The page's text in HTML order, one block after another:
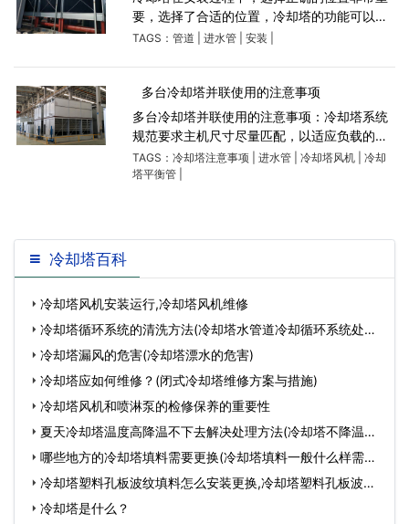
要，选择了合适的位置，冷却塔的功能可以达
到事半功倍的效果。反之，如果位置选择不
TAGS： 管道 进水管| 安装
多台冷却塔并联使用的注意事项
多台冷却塔并联使用的注意事项：冷却塔系统
规范要求主机尺寸尽量匹配，以适应负载的变
化，但此时连接冷凝器、水泵和冷却塔是很麻
烦的。基于以上问题，设计时要注意平衡问
TAGS： 冷却塔注意事项 进水管| 冷却塔风机| 冷却
塔平衡管|
冷却塔百科
冷却塔风机安装运行,冷却塔风机维修
冷却塔循环系统的清洗方法(冷却塔水管道冷却循环系统处理)
… 冷却塔漏风的危害(冷却塔漂水的危害)
冷却塔应如何维修？(闭式冷却塔维修方案与措施)
冷却塔风机和喷淋泵的检修保养的重要性
夏天冷却塔温度高降温不下去解决处理方法(冷却塔不降温是
怎么回事)…
哪些地方的冷却塔填料需要更换(冷却塔填料一般什么样需要
更换)…
冷却塔塑料孔板波纹填料怎么安装更换,冷却塔塑料孔板波纹
填料更换方法…
冷却塔是什么？